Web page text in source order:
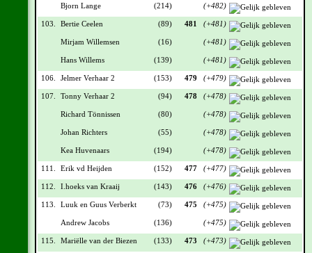
Bjorn Lange (214) (+482)
103. Bertie Ceelen (89) 481 (+481)
Mirjam Willemsen (16) (+481)
Hans Willems (139) (+481)
106. Jelmer Verhaar 2 (153) 479 (+479)
107. Tonny Verhaar 2 (94) 478 (+478)
Richard Tönnissen (80) (+478)
Johan Richters (55) (+478)
Kea Huvenaars (194) (+478)
111. Erik vd Heijden (152) 477 (+477)
112. I.hoeks van Kraaij (143) 476 (+476)
113. Luuk en Guus Verberkt (73) 475 (+475)
Andrew Jacobs (136) (+475)
115. Mariëlle van der Biezen (133) 473 (+473)